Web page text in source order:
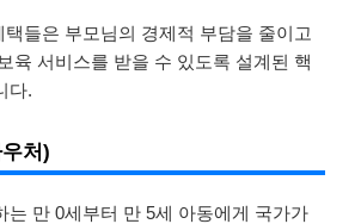
들은 부모님의 경제적 부담을 줄이고
육 서비스를 받을 수 있도록 설계된 핵
다.
처)
는 만 0세부터 만 5세 아동에게 국가가